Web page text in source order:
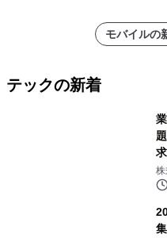
モバイルの
テックの新着
株